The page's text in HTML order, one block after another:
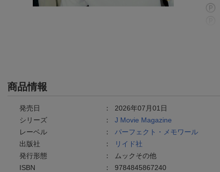
商品情報
発売日 ： 2026年07月01日
シリーズ
： J Movie Magazine
レーベル
： パーフェクト・メモワール
出版社
：
リイド社
発行形態
：
ムックその他
ISBN
： 9784845867240